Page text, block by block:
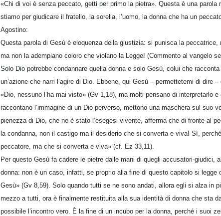
«Chi di voi è senza peccato, getti per primo la pietra». Questa è una
stiamo per giudicare il fratello, la sorella, l’uomo, la donna che ha un
Agostino:
Questa parola di Gesù è eloquenza della giustizia: si punisca la
ma non la adempiano coloro che violano la Legge! (Commento al vangelo
Solo Dio potrebbe condannare quella donna e solo Gesù, colui che
un’azione che narri l’agire di Dio. Ebbene, qui Gesù – permettetemi di dire
«Dio, nessuno l’ha mai visto» (Gv 1,18), ma molti pensano di interpretarlo
raccontano l’immagine di un Dio perverso, mettono una maschera sul suo
pienezza di Dio, che ne è stato l’esegesi vivente, afferma che di fronte al
la condanna, non il castigo ma il desiderio che si converta e viva! Sì,
peccatore, ma che si converta e viva» (cf. Ez 33,11).
Per questo Gesù fa cadere le pietre dalle mani di quegli accusatori-
donna: non è un caso, infatti, se proprio alla fine di questo capitolo si
Gesù» (Gv 8,59). Solo quando tutti se ne sono andati, allora egli si alza in
mezzo a tutti, ora è finalmente restituita alla sua identità di donna che sta
possibile l’incontro vero. È la fine di un incubo per la donna, perché i suoi